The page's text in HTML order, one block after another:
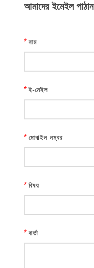
আমাদের ইমেইল পাঠান
* নাম
* ই-মেইল
* মোবাইল নম্বর
* বিষয়
* বার্তা